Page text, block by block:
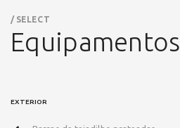
/ SELECT
Equipamentos
EXTERIOR